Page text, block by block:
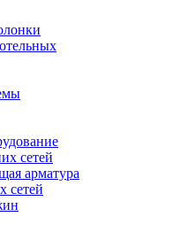
сетей
арматура
сетей